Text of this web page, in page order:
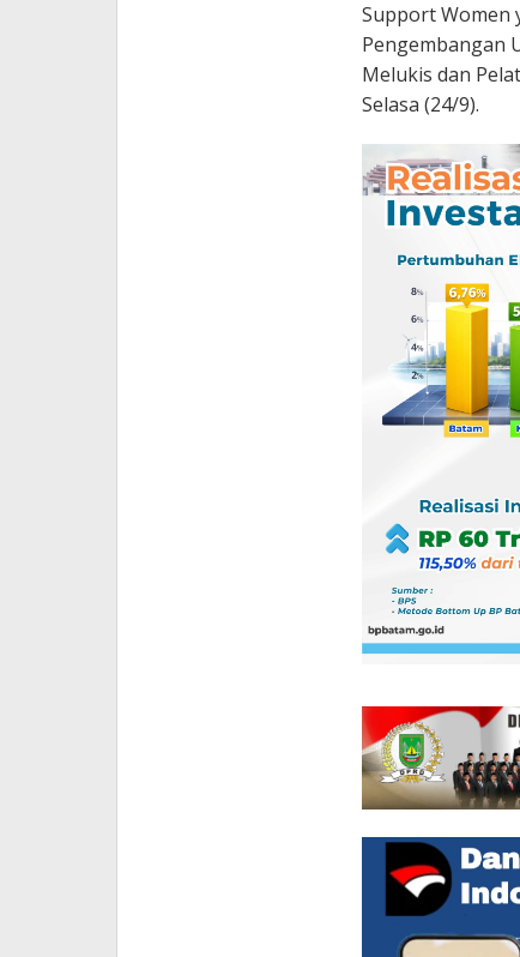
Support Women
Pengembangan
Melukis dan
Selasa (24/9).